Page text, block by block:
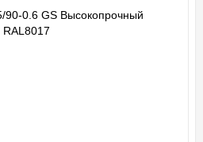
90-0.6 GS Высокопрочный
RAL8017